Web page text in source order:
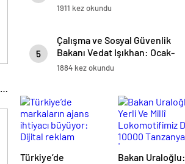
1911 kez okundu
5
Çalışma ve Sosyal Güvenlik
Bakanı Vedat Işıkhan: Ocak-
Mayıs Ayları Arasında 590 Bine
1884 kez okundu
Türkiye’de
Bakan Uraloğlu: